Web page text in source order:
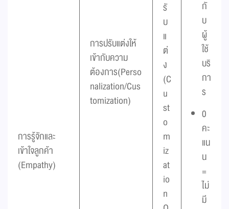
การรู้จักและ
เข้าใจลูกค้า
(Empathy)
การปรับแต่งให้
เข้ากับความ
ต้องการ(Perso
nalization/Cus
tomization)
รั
บ
แ
ต่
ง
(C
u
st
o
m
iz
at
io
n
กั
บ
ผู้
ใช้
บริ
กา
ร
0
คะ
แน
น
=
ไม่
มี